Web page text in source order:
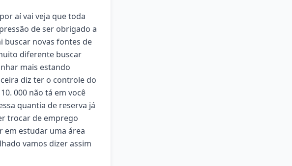
aí vai veja que toda
de ser obrigado a
buscar novas fontes de
diferente buscar
mais estando
diz ter o controle do
000 não tá em você
quantia de reserva já
trocar de emprego
em estudar uma área
vamos dizer assim